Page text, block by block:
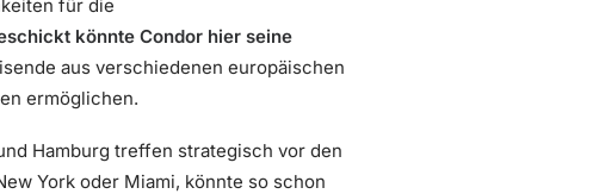
für die
könnte Condor hier seine
aus verschiedenen europäischen
ermöglichen.
Hamburg treffen strategisch vor den
York oder Miami, könnte so schon